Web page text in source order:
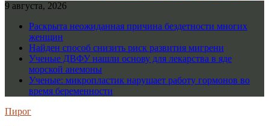
9 августа, 2026
Раскрыта неожиданная причина бездетности многих
женщин
Найден способ снизить риск развития мигрени
Ученые ДВФУ нашли основу для лекарства в яде
морской анемоны
Ученые: микропластик нарушает работу гормонов во
время беременности
Пирог